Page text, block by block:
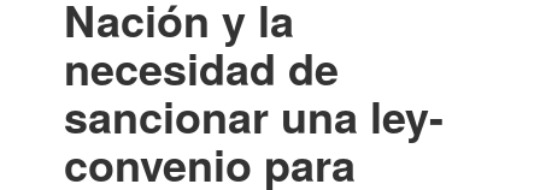
Nación y la
necesidad de
sancionar una ley-
convenio para